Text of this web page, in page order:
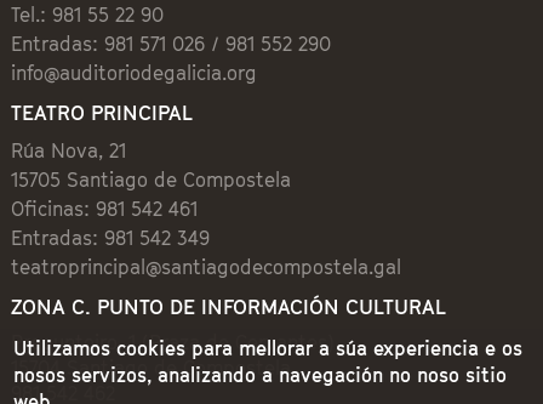
Tel.: 981 55 22 90
Entradas: 981 571 026 / 981 552 290
info@auditoriodegalicia.org
TEATRO PRINCIPAL
Rúa Nova, 21
15705 Santiago de Compostela
Oficinas: 981 542 461
Entradas: 981 542 349
teatroprincipal@santiagodecompostela.gal
ZONA C. PUNTO DE INFORMACIÓN CULTURAL
Preguntoiro, 1 (Praza de Cervantes)
15704 Santiago de Compostela
981 542 462
Utilizamos cookies para mellorar a súa experiencia e os
nosos servizos, analizando a navegación no noso sitio